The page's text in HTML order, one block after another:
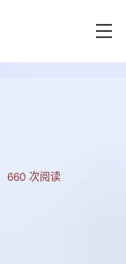
660 次阅读